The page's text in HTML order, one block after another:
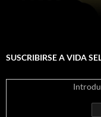
SUSCRIBIRSE A VIDA